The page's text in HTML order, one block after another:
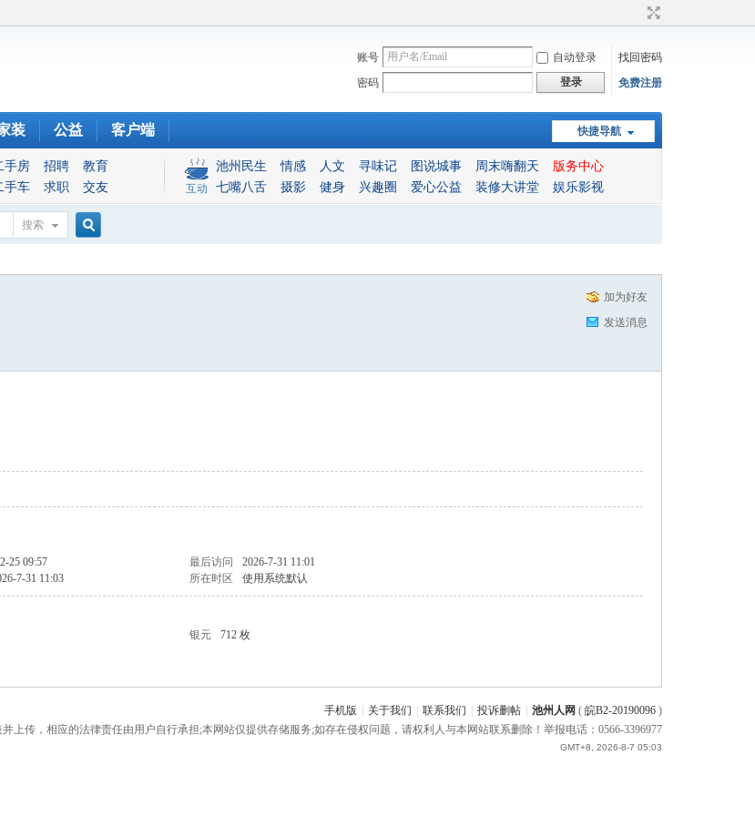
账号 自动登录
找回密码
密码
登录 免费注册
快捷导航
装 公益 客户端
手房 招聘
教育
手车 求职 交友 互动
池州民生 情感 人文 寻味记 图说城事 周末嗨翻天
版务中心
七嘴八舌
摄影 健身 兴趣圈 爱心公益 装修大讲堂 娱乐影视
搜索
加为好友
发送消息
25 09:57 最后访问
2026-7-31 11:01
7-31 11:03 所在时区 使用系统默认
银元
712 枚
手机版 关于我们 联系我们 投诉删帖 池州人网 ( 皖B2-20190096 )
上传，相应的法律责任由用户自行承担;本网站仅提供存储服务;如存在侵权问题，请权利人与本网站联系删除！举报电话：0566-3396977
GMT+8, 2026-8-7 05:03